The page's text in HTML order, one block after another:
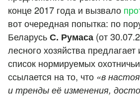
конце 2017 года и вызвало
вот очередная попытка: по
БеларусьС. Румаса (от
лесного хозяйства
список нормируемых
ссылается на то, что «в
и тренды её изменения,